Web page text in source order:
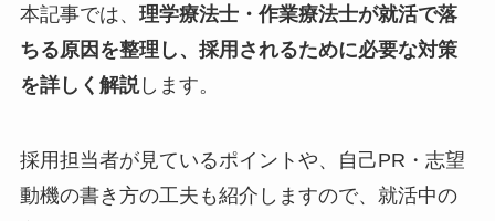
本記事では、 理学療法士・作業療法士が就活で落
ちる原因を整理し、採用されるために必要な対策
を詳しく解説します。
採用担当者が見ているポイントや、自己PR・志望
動機の書き方の工夫も紹介しますので、就活中の